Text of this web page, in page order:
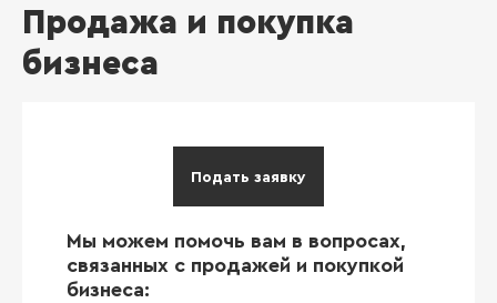
Продажа и покупка
бизнеса
Подать заявку
Мы можем помочь вам в вопросах,
связанных с продажей и покупкой
бизнеса: